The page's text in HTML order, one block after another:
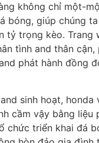
không chỉ một-
bóng, giúp chúng
tỷ trọng kèo. Trang
tình and thân cận,
phát hành đồng
sinh hoạt, honda
cầm vậy bằng liệu
chức triển khai đá